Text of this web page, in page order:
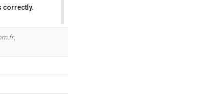
correctly.
,